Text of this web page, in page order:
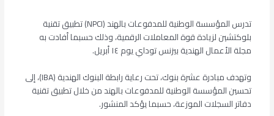
تدرس المؤسسة الوطنية للمدفوعات بالهند (NPCI) تطبيق تقنية
بلوكتشين لزيادة قوة المعاملات الرقمية، وذلك حسبما أفادت به
مجلة الأعمال الهندية بيزنس توداي يوم ١٤ أبريل.
وتهدف مبادرة عشرة بنوك، تحت رعاية رابطة البنوك الهندية (IBA)، إلى
تحسين المؤسسة الوطنية للمدفوعات بالهند من خلال تطبيق تقنية
دفاتر السجلات الموزعة، حسبما يؤكد المنشور.